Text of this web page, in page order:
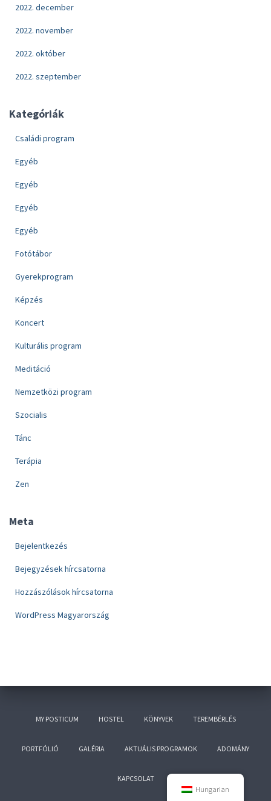
2022. december
2022. november
2022. október
2022. szeptember
Kategóriák
Családi program
Egyéb
Egyéb
Egyéb
Egyéb
Fotótábor
Gyerekprogram
Képzés
Koncert
Kulturális program
Meditáció
Nemzetközi program
Szocialis
Tánc
Terápia
Zen
Meta
Bejelentkezés
Bejegyzések hírcsatorna
Hozzászólások hírcsatorna
WordPress Magyarország
MY POSTICUM HOSTEL KÖNYVEK TEREMBÉRLÉS
PORTFÓLIÓ GALÉRIA AKTUÁLIS PROGRAMOK ADOMÁNY
KAPCSOLAT
Hungarian